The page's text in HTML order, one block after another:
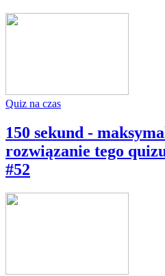
Quiz na czas
150 sekund -
rozwiązanie tego
#52